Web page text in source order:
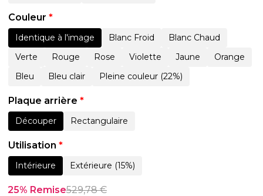
Couleur *
Identique à l'image Blanc Froid
Blanc Chaud
Verte
Rouge Rose Violette Jaune
Orange
Bleu
Bleu clair Pleine couleur (22%)
Plaque arrière *
Découper Rectangulaire
Utilisation *
Intérieure Extérieure (15%)
25% Remise529,78€